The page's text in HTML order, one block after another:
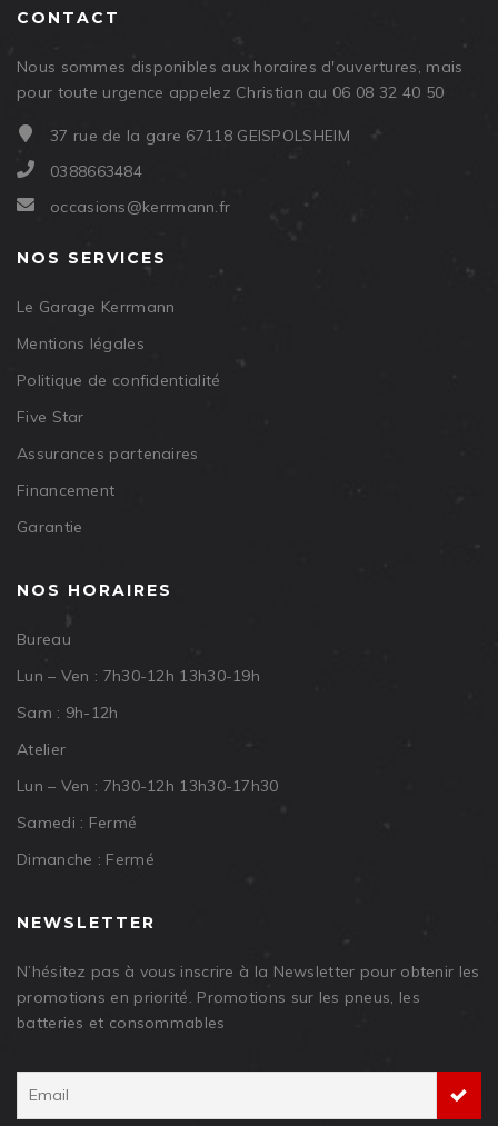
CONTACT
Nous sommes disponibles aux horaires d'ouvertures, mais
pour toute urgence appelez Christian au 06 08 32 40 50
37 rue de la gare 67118 GEISPOLSHEIM
0388663484
occasions@kerrmann.fr
NOS SERVICES
Le Garage Kerrmann
Mentions légales
Politique de confidentialité
Five Star
Assurances partenaires
Financement
Garantie
NOS HORAIRES
Bureau
Lun – Ven : 7h30-12h 13h30-19h
Sam : 9h-12h
Atelier
Lun – Ven : 7h30-12h 13h30-17h30
Samedi : Fermé
Dimanche : Fermé
NEWSLETTER
N’hésitez pas à vous inscrire à la Newsletter pour obtenir les
promotions en priorité. Promotions sur les pneus, les
batteries et consommables